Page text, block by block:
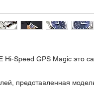
Hi-Speed GPS Magic это
представленная